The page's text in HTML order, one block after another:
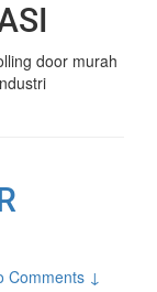
door murah
Comments ↓